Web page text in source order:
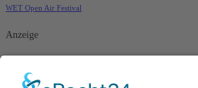
WET Open Air Festival
Anzeige